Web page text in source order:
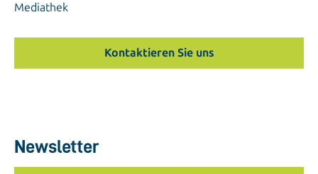
Mediathek
Kontaktieren Sie uns
Newsletter